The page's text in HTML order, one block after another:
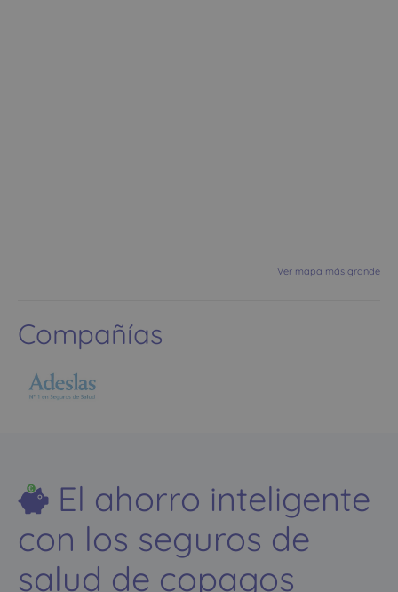
Ver mapa más grande
Compañías
El ahorro inteligente
con los seguros de
salud de copagos